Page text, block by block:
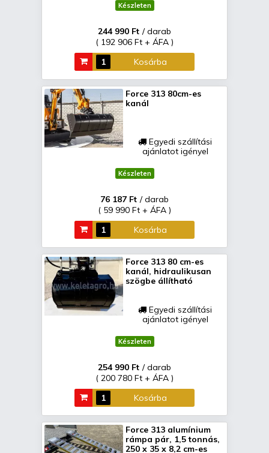
Készleten
244 990 Ft / darab
( 192 906 Ft + ÁFA )
Kosárba
Force 313 80cm-es
kanál
Egyedi szállítási
ajánlatot igényel
Készleten
76 187 Ft / darab
( 59 990 Ft + ÁFA )
Kosárba
Force 313 80 cm-es
kanál, hidraulikusan
szögbe állítható
Egyedi szállítási
ajánlatot igényel
Készleten
254 990 Ft / darab
( 200 780 Ft + ÁFA )
Kosárba
Force 313 alumínium
rámpa pár, 1,5 tonnás,
250 x 35 x 8,2 cm-es